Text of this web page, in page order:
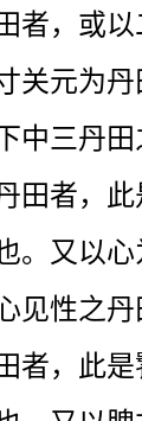
者，或
关元为
中三丹田
田者，
。又以心
见性之丹
者，此